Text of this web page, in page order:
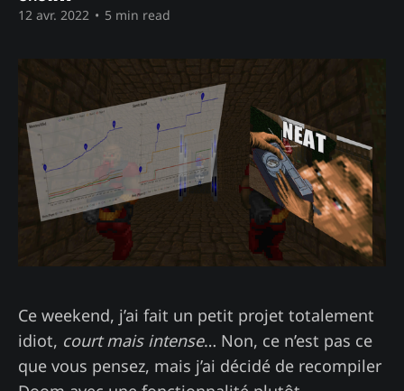
12 avr. 2022 • 5 min read
Ce weekend, j’ai fait un petit projet totalement
idiot, court mais intense… Non, ce n’est pas ce
que vous pensez, mais j’ai décidé de recompiler